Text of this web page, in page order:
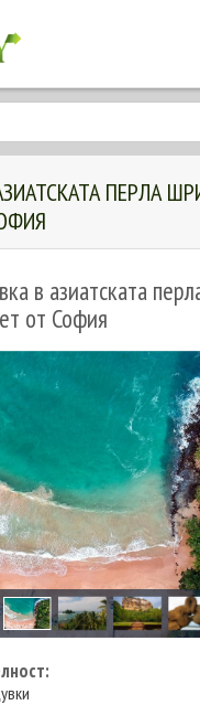
ПЕРЛА
в азиатската
от София